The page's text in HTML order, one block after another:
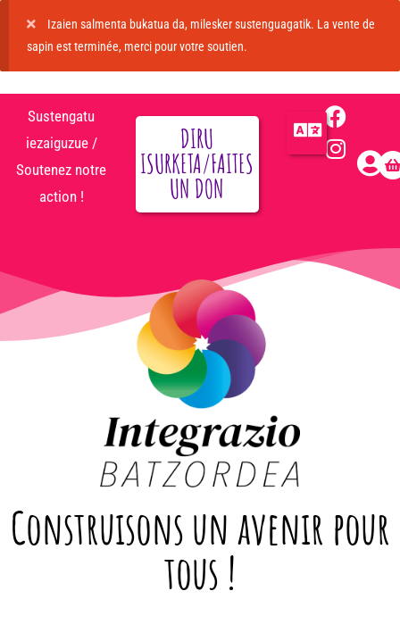
Izaien salmenta bukatua da, milesker sustenguagatik. La vente de
sapin est terminée, merci pour votre soutien.
Sustengatu
iezaiguzue /
Soutenez notre
action !
DIRU
ISURKETA/FAITES
UN DON
Construisons un avenir pour
tous !